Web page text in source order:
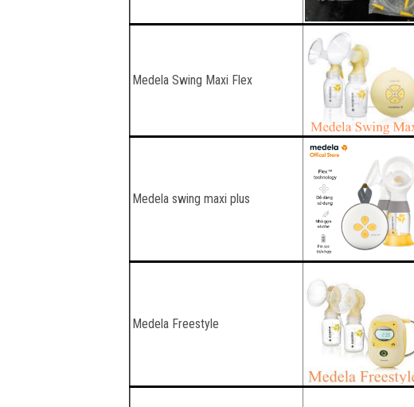
Medela Swing Maxi Flex
Medela swing maxi plus
Medela Freestyle